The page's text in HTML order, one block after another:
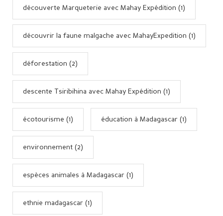
découverte Marqueterie avec Mahay Expédition (1)
découvrir la faune malgache avec MahayExpedition (1)
déforestation (2)
descente Tsiribihina avec Mahay Expédition (1)
écotourisme (1) éducation à Madagascar (1)
environnement (2)
espèces animales à Madagascar (1)
ethnie madagascar (1)